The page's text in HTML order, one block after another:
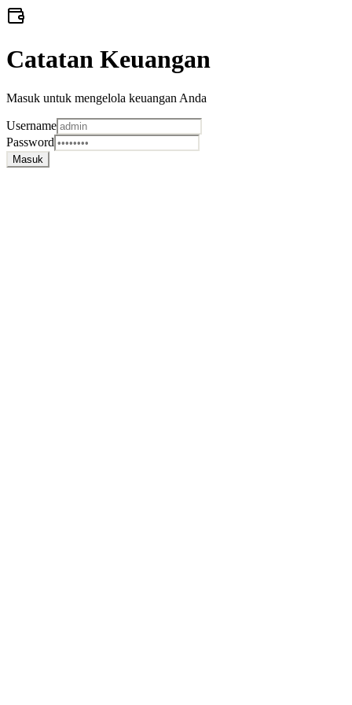
Catatan Keuangan
Masuk untuk mengelola keuangan Anda
Username
Password
Masuk